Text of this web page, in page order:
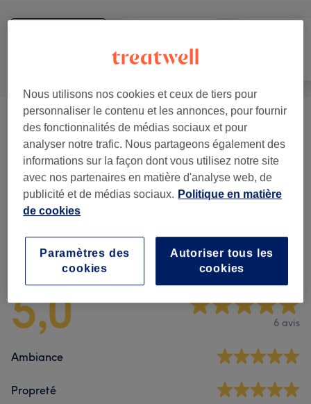
Visage
DRAINAGE LYMPHATIQUE (2) à partir de 80 €
BEAUTE DU REGARD (1) 40 €
Massage Kobido (1) 50 €
Avis sur l'établissement
5,0 6 avis
Ambiance
Propreté
Nous utilisons nos cookies et ceux de tiers pour
personnaliser le contenu et les annonces, pour fournir
des fonctionnalités de médias sociaux et pour
analyser notre trafic. Nous partageons également des
informations sur la façon dont vous utilisez notre site
avec nos partenaires en matière d'analyse web, de
publicité et de médias sociaux. Politique en matière
de cookies
Autoriser tous les
cookies
Paramètres des
cookies